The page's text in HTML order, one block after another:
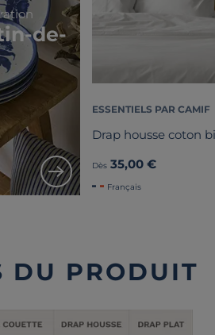
de-
ESSENTIELS PAR CAMIF
Drap housse coton
Dès 35,00 €
Français
DU PRODUIT